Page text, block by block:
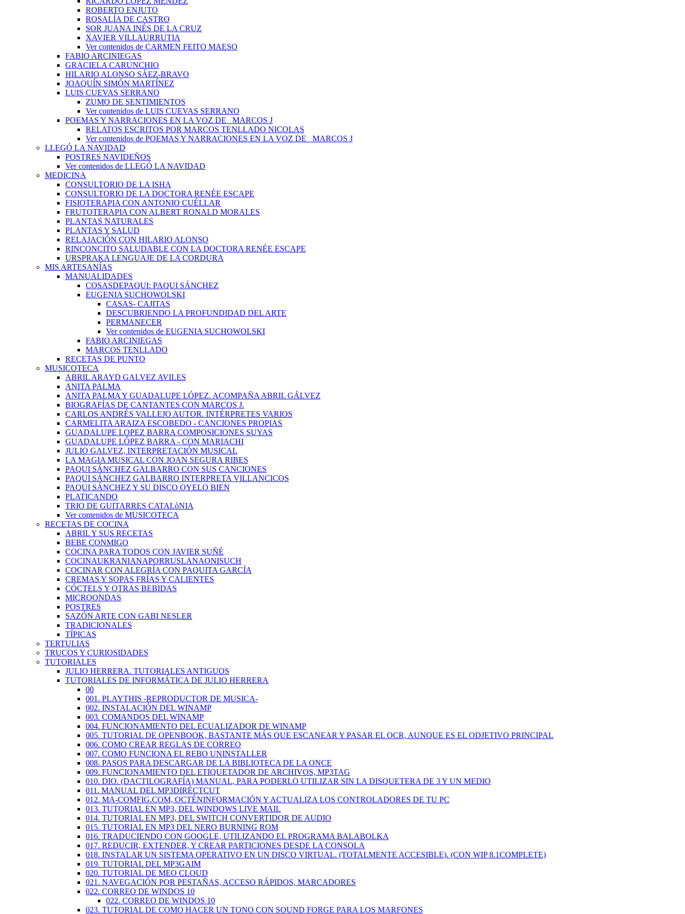
ROBERTO ENJUTO
ROSALÍA DE CASTRO
SOR JUANA INÉS DE LA CRUZ
XAVIER VILLAURRUTIA
Ver contenidos de CARMEN FEITO MAESO
FABIO ARCINIEGAS
GRACIELA CARUNCHIO
HILARIO ALONSO SÁEZ-BRAVO
JOAQUÍN SIMÓN MARTÍNEZ
LUIS CUEVAS SERRANO
ZUMO DE SENTIMIENTOS
Ver contenidos de LUIS CUEVAS SERRANO
POEMAS Y NARRACIONES EN LA VOZ DE _MARCOS J
RELATOS ESCRITOS POR MARCOS TENLLADO NICOLAS
Ver contenidos de POEMAS Y NARRACIONES EN LA VOZ DE _MARCOS J
LLEGÓ LA NAVIDAD
POSTRES NAVIDEÑOS
Ver contenidos de LLEGÓ LA NAVIDAD
MEDICINA
CONSULTORIO DE LA ISHA
CONSULTORIO DE LA DOCTORA RENÉE ESCAPE
FISIOTERAPIA CON ANTONIO CUÉLLAR
FRUTOTERAPIA CON ALBERT RONALD MORALES
PLANTAS NATURALES
PLANTAS Y SALUD
RELAJACIÓN CON HILARIO ALONSO
RINCONCITO SALUDABLE CON LA DOCTORA RENÉE ESCAPE
URSPRAKA LENGUAJE DE LA CORDURA
MIS ARTESANÍAS
MANUALIDADES
COSASDEPAQUI: PAQUI SÁNCHEZ
EUGENIA SUCHOWOLSKI
CASAS- CAJITAS
DESCUBRIENDO LA PROFUNDIDAD DEL ARTE
PERMANECER
Ver contenidos de EUGENIA SUCHOWOLSKI
FABIO ARCINIEGAS
MARCOS TENLLADO
RECETAS DE PUNTO
MUSICOTECA
ABRIL ARAYD GALVEZ AVILES
ANITA PALMA
ANITA PALMA Y GUADALUPE LÓPEZ. ACOMPAÑA ABRIL GÁLVEZ
BIOGRAFÍAS DE CANTANTES CON MARCOS J.
CARLOS ANDRÉS VALLEJO AUTOR. INTÉRPRETES VARIOS
CARMELITA ARAIZA ESCOBEDO - CANCIONES PROPIAS
GUADALUPE LOPEZ BARRA COMPOSICIONES SUYAS
GUADALUPE LÓPEZ BARRA - CON MARIACHI
JULIO GALVEZ, INTERPRETACIÓN MUSICAL
LA MAGIA MUSICAL CON JOAN SEGURA RIBES
PAQUI SÁNCHEZ GALBARRO CON SUS CANCIONES
PAQUI SÁNCHEZ GALBARRO INTERPRETA VILLANCICOS
PAQUI SÁNCHEZ Y SU DISCO OYELO BIEN
PLATICANDO
TRIO DE GUITARRES CATALòNIA
Ver contenidos de MUSICOTECA
RECETAS DE COCINA
ABRIL Y SUS RECETAS
BEBE CONMIGO
COCINA PARA TODOS CON JAVIER SUÑÉ
COCINAUKRANIANAPORRUSLANAONISUCH
COCINAR CON ALEGRÍA CON PAQUITA GARCÍA
CREMAS Y SOPAS FRÍAS Y CALIENTES
CÓCTELS Y OTRAS BEBIDAS
MICROONDAS
POSTRES
SAZÓN ARTE CON GABI NESLER
TRADICIONALES
TÍPICAS
TERTULIAS
TRUCOS Y CURIOSIDADES
TUTORIALES
JULIO HERRERA. TUTORIALES ANTIGUOS
TUTORIALES DE INFORMÁTICA DE JULIO HERRERA
00
001. PLAYTHIS -REPRODUCTOR DE MUSICA-
002. INSTALACIÓN DEL WINAMP
003. COMANDOS DEL WINAMP
004. FUNCIONAMIENTO DEL ECUALIZADOR DE WINAMP
005. TUTORIAL DE OPENBOOK, BASTANTE MÁS QUE ESCANEAR Y PASAR EL OCR, AUNQUE ES EL ODJETIVO PRINCIPAL
006. COMO CREAR REGLAS DE CORREO
007. COMO FUNCIONA EL REBO UNINSTALLER
008. PASOS PARA DESCARGAR DE LA BIBLIOTECA DE LA ONCE
009. FUNCIONAMIENTO DEL ETIQUETADOR DE ARCHIVOS, MP3TAG
010. DIO. (DACTILOGRAFÍA) MANUAL, PARA PODERLO UTILIZAR SIN LA DISQUETERA DE 3 Y UN MEDIO
011. MANUAL DEL MP3DIRÉCTCUT
012. MA-COMFIG.COM, OCTÉNINFORMACIÓN Y ACTUALIZA LOS CONTROLADORES DE TU PC
013. TUTORIAL EN MP3, DEL WINDOWS LIVE MAIL
014. TUTORIAL EN MP3, DEL SWITCH CONVERTIDOR DE AUDIO
015. TUTORIAL EN MP3 DEL NERO BURNING ROM
016. TRADUCIENDO CON GOOGLE, UTILIZANDO EL PROGRAMA BALABOLKA
017. REDUCIR, EXTENDER, Y CREAR PARTICIONES DESDE LA CONSOLA
018. INSTALAR UN SISTEMA OPERATIVO EN UN DISCO VIRTUAL. (TOTALMENTE ACCESIBLE). (CON WIP 8.1COMPLETE)
019. TUTORIAL DEL MP3GAIM
020. TUTORIAL DE MEO CLOUD
021. NAVEGACIÓN POR PESTAÑAS, ACCESO RÁPIDOS, MARCADORES
022. CORREO DE WINDOS 10
022. CORREO DE WINDOS 10
023. TUTORIAL DE COMO HACER UN TONO CON SOUND FORGE PARA LOS MARFONES